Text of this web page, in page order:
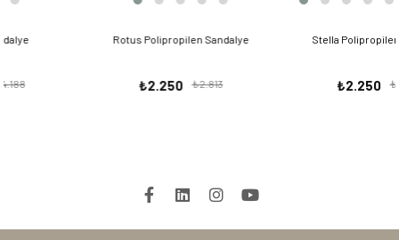
Rotus Polipropilen Sandalye
₺2.813
Stella Polipropilen Sandalye
₺2.813